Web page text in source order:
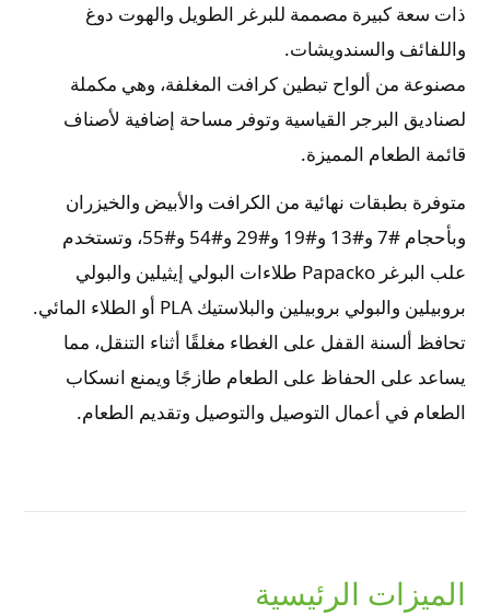
ذات سعة كبيرة مصممة للبرغر الطويل والهوت دوغ
واللفائف والسندويشات.
مصنوعة من ألواح تبطين كرافت المغلفة، وهي مكملة
لصناديق البرجر القياسية وتوفر مساحة إضافية لأصناف
قائمة الطعام المميزة.
متوفرة بطبقات نهائية من الكرافت والأبيض والخيزران
وبأحجام #7 و#13 و#19 و#29 و#54 و#55، وتستخدم
علب البرغر Papacko طلاءات البولي إيثيلين والبولي
بروبيلين والبولي بروبيلين والبلاستيك PLA أو الطلاء المائي.
تحافظ ألسنة القفل على الغطاء مغلقًا أثناء التنقل، مما
يساعد على الحفاظ على الطعام طازجًا ويمنع انسكاب
الطعام في أعمال التوصيل والتوصيل وتقديم الطعام.
الميزات الرئيسية